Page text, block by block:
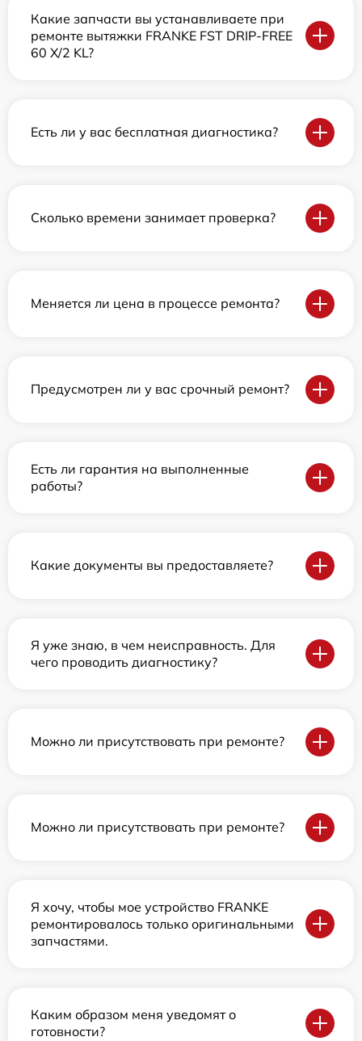
Какие запчасти вы устанавливаете при
ремонте вытяжки FRANKE FST DRIP-FREE
60 X/2 KL?
Есть ли у вас бесплатная диагностика?
Сколько времени занимает проверка?
Меняется ли цена в процессе ремонта?
Предусмотрен ли у вас срочный ремонт?
Есть ли гарантия на выполненные
работы?
Какие документы вы предоставляете?
Я уже знаю, в чем неисправность. Для
чего проводить диагностику?
Можно ли присутствовать при ремонте?
Можно ли присутствовать при ремонте?
Я хочу, чтобы мое устройство FRANKE
ремонтировалось только оригинальными
запчастями.
Каким образом меня уведомят о
готовности?